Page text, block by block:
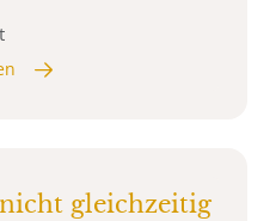
gleichzeitig